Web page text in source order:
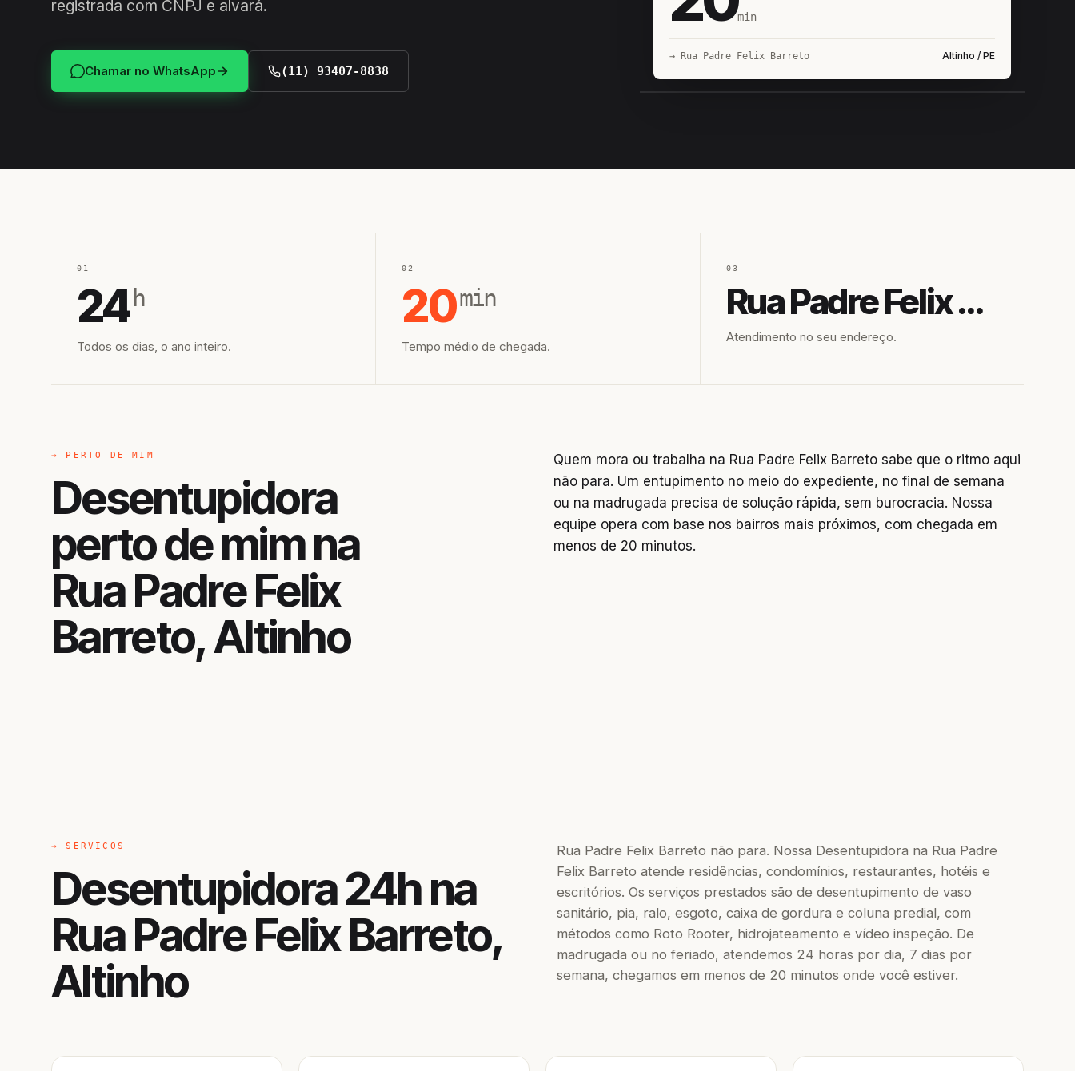
registrada com CNPJ e alvará.
Chamar no WhatsApp (11) 93407-8838
min
→ Rua Padre Felix Barreto Altinho / PE
01
24 h
Todos os dias, o ano inteiro.
02
20min
Tempo médio de chegada.
03
Rua Padre Felix Barreto
Atendimento no seu endereço.
→ PERTO DE MIM
Desentupidora
perto de mim na
Rua Padre Felix
Barreto, Altinho
Quem mora ou trabalha na Rua Padre Felix Barreto sabe que o ritmo aqui
não para. Um entupimento no meio do expediente, no final de semana
ou na madrugada precisa de solução rápida, sem burocracia. Nossa
equipe opera com base nos bairros mais próximos, com chegada em
menos de 20 minutos.
→ SERVIÇOS
Desentupidora 24h na
Rua Padre Felix Barreto,
Altinho
Rua Padre Felix Barreto não para. Nossa Desentupidora na Rua Padre
Felix Barreto atende residências, condomínios, restaurantes, hotéis e
escritórios. Os serviços prestados são de desentupimento de vaso
sanitário, pia, ralo, esgoto, caixa de gordura e coluna predial, com
métodos como Roto Rooter, hidrojateamento e vídeo inspeção. De
madrugada ou no feriado, atendemos 24 horas por dia, 7 dias por
semana, chegamos em menos de 20 minutos onde você estiver.